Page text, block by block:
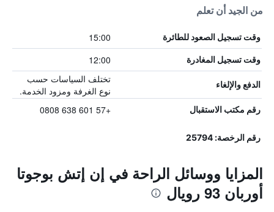
من الجيد أن تعلم
وقت تسجيل الصعود للطائرة 15:00
وقت تسجيل المغادرة 12:00
الدفع والإلغاء
تختلف السياسات حسب
نوع الغرفة ومزود الخدمة.
رقم مكتب الاستقبال +57 601 638 0808
رقم الرخصة: 25794
المزايا ووسائل الراحة في إن إتش بوجوتا
أوربان 93 رويال